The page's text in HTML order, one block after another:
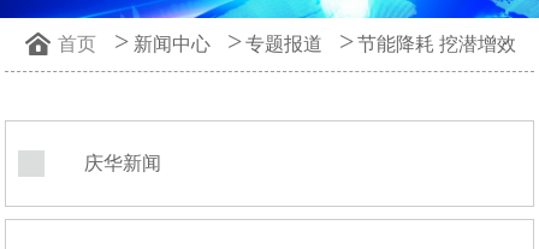
首页 > 新闻中心 > 专题报道 > 节能降耗 挖潜增效
庆华新闻